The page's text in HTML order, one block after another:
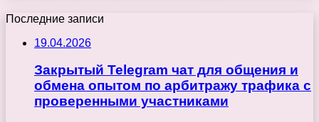
Последние записи
19.04.2026
Закрытый Telegram чат для общения и
обмена опытом по арбитражу трафика с
проверенными участниками